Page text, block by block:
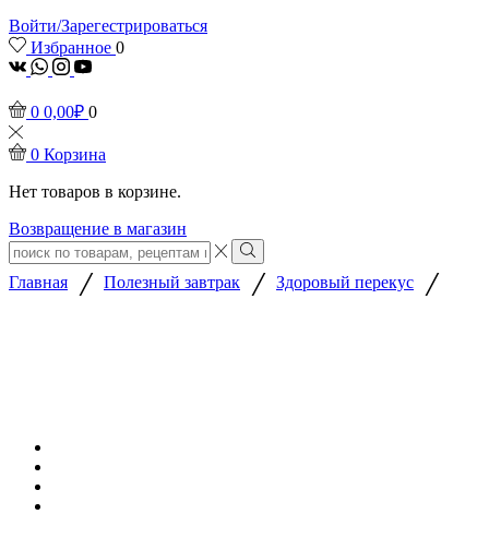
Войти/Зарегестрироваться
Избранное 0
vk Whatsapp
Instagram
Youtube
0 0,00₽ 0
0 Корзина
Нет товаров в корзине.
Возвращение в магазин
Search
input
Search
Главная / Полезный завтрак / Здоровый перекус /